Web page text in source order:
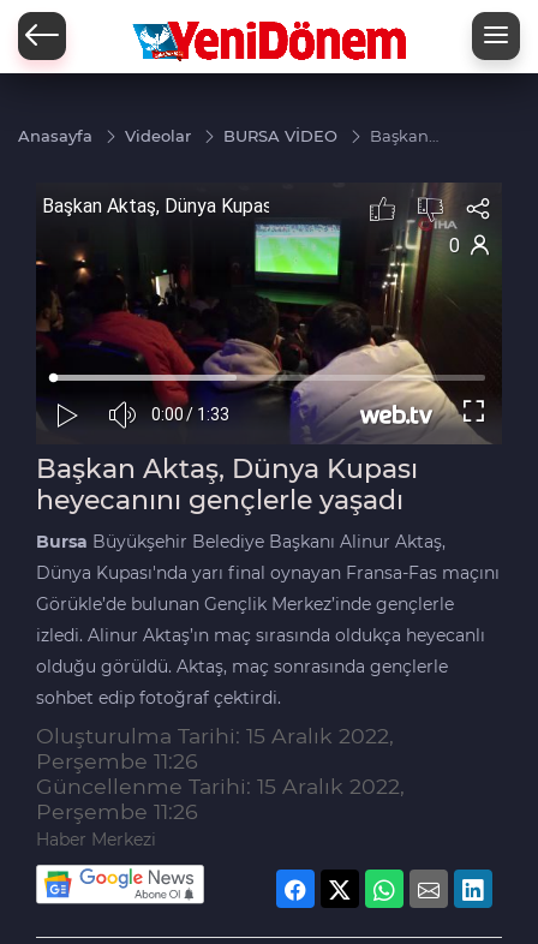
Anasayfa Videolar BURSA VİDEO
Başkan
Kupası
heyecanını
gençlerle
yaşadı
Başkan Aktaş, Dünya Kupası
heyecanını gençlerle yaşadı
Bursa Büyükşehir Belediye Başkanı Alinur Aktaş,
Dünya Kupası'nda yarı final oynayan Fransa-Fas maçını
Görükle’de bulunan Gençlik Merkez’inde gençlerle
izledi. Alinur Aktaş’ın maç sırasında oldukça heyecanlı
olduğu görüldü. Aktaş, maç sonrasında gençlerle
sohbet edip fotoğraf çektirdi.
Oluşturulma Tarihi: 15 Aralık 2022,
Perşembe 11:26
Güncellenme Tarihi: 15 Aralık 2022,
Perşembe 11:26
Haber Merkezi